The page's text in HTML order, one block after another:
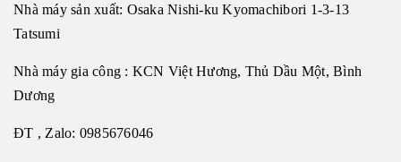
Nhà máy sản xuất: Osaka Nishi-ku Kyomachibori 1-3-13
Tatsumi
Nhà máy gia công : KCN Việt Hương, Thủ Dầu Một, Bình
Dương
ĐT , Zalo: 0985676046